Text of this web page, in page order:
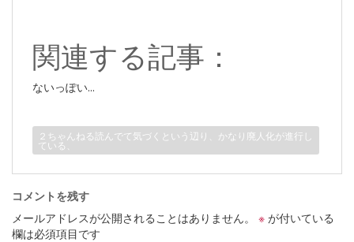
関連する記事：
ないっぽい...
２ちゃんねる読んでて気づくという辺り、かなり廃人化が進行し
ている、
コメントを残す
メールアドレスが公開されることはありません。
※ が付いている
欄は必須項目です